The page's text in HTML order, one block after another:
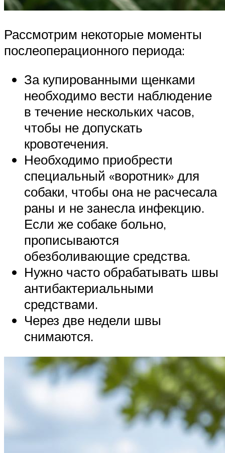
Рассмотрим некоторые моменты
послеоперационного периода:
За купированными щенками
необходимо вести наблюдение
в течение нескольких часов,
чтобы не допускать
кровотечения.
Необходимо приобрести
специальный «воротник» для
собаки, чтобы она не расчесала
раны и не занесла инфекцию.
Если же собаке больно,
прописываются
обезболивающие средства.
Нужно часто обрабатывать швы
антибактериальными
средствами.
Через две недели швы
снимаются.